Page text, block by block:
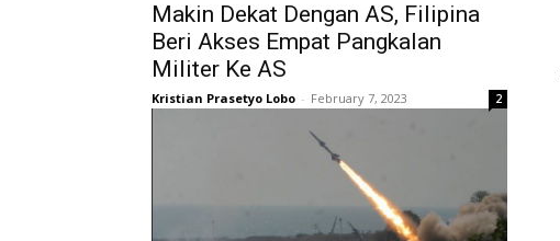
Makin Dekat Dengan AS, Filipina
Beri Akses Empat Pangkalan
Militer Ke AS
Kristian Prasetyo Lobo - February 7, 2023 2